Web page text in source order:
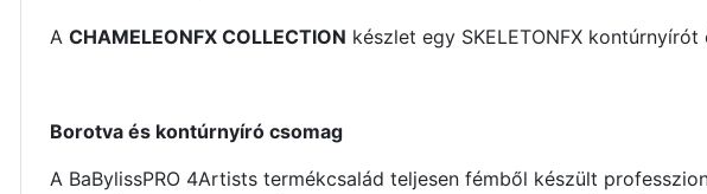
A CHAMELEONFX COLLECTION készlet egy SKELETONFX
Borotva és kontúrnyíró csomag
A BaBylissPRO 4Artists termékcsalád teljesen fémből készült